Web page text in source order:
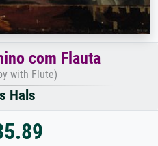
com Flauta
with Flute)
Hals